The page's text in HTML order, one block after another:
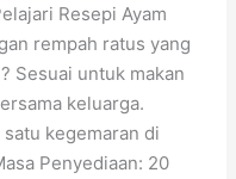
Resepi Ayam
rempah ratus yang
Sesuai untuk makan
keluarga.
kegemaran di
Penyediaan: 20